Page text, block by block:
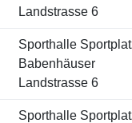
Landstrasse 6
Sporthalle
Babenhäuser
Landstrasse 6
Sporthalle